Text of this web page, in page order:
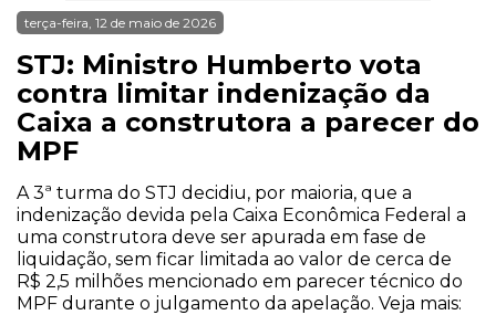
terça-feira, 12 de maio de 2026
STJ: Ministro Humberto vota
contra limitar indenização da
Caixa a construtora a parecer do
MPF
A 3ª turma do STJ decidiu, por maioria, que a
indenização devida pela Caixa Econômica Federal a
uma construtora deve ser apurada em fase de
liquidação, sem ficar limitada ao valor de cerca de
R$ 2,5 milhões mencionado em parecer técnico do
MPF durante o julgamento da apelação. Veja mais: